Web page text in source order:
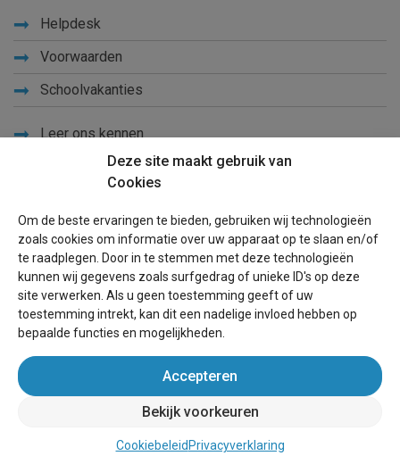
Deze site maakt gebruik van
Cookies
Om de beste ervaringen te bieden, gebruiken wij technologieën
zoals cookies om informatie over uw apparaat op te slaan en/of
te raadplegen. Door in te stemmen met deze technologieën
kunnen wij gegevens zoals surfgedrag of unieke ID's op deze
site verwerken. Als u geen toestemming geeft of uw
toestemming intrekt, kan dit een nadelige invloed hebben op
bepaalde functies en mogelijkheden.
Accepteren
Bekijk voorkeuren
Cookiebeleid Privacyverklaring
Helpdesk
Voorwaarden
Schoolvakanties
Leer ons kennen
Sitemap
Blog
Voor eigenaren
wereldvakantiehuis.be(vakantiehuizen wereldwijd)